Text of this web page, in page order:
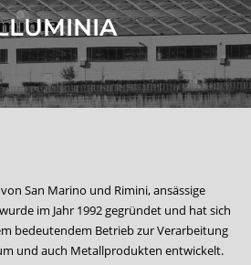
San Marino und Rimini, ansässige
im Jahr 1992 gegründet und hat sich
bedeutendem Betrieb zur Verarbeitung
und auch Metallprodukten entwickelt.